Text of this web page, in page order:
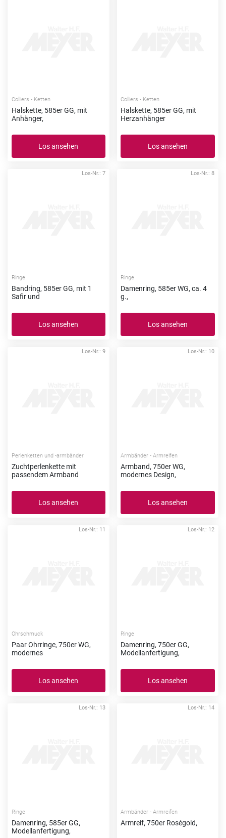
Colliers - Ketten
Halskette, 585er GG, mit
Anhänger,
Los ansehen
Colliers - Ketten
Halskette, 585er GG, mit
Herzanhänger
Los ansehen
Los-Nr.: 7
Ringe
Bandring, 585er GG, mit 1
Safir und
Los ansehen
Los-Nr.: 8
Ringe
Damenring, 585er WG, ca. 4
g.,
Los ansehen
Los-Nr.: 9
Perlenketten und -armbänder
Zuchtperlenkette mit
passendem Armband
Los ansehen
Los-Nr.: 10
Armbänder - Armreifen
Armband, 750er WG,
modernes Design,
Los ansehen
Los-Nr.: 11
Ohrschmuck
Paar Ohrringe, 750er WG,
modernes
Los ansehen
Los-Nr.: 12
Ringe
Damenring, 750er GG,
Modellanfertigung,
Los ansehen
Los-Nr.: 13
Ringe
Damenring, 585er GG,
Modellanfertigung,
Los-Nr.: 14
Armbänder - Armreifen
Armreif, 750er Roségold,